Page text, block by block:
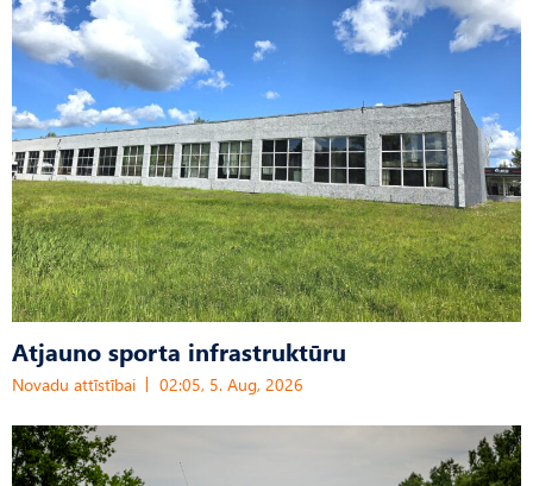
Atjauno sporta infrastruktūru
Novadu attīstībai 02:05, 5. Aug, 2026